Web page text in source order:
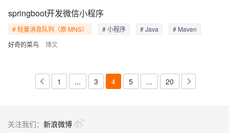
好奇的菜鸟 博文
springboot开发微信小程序
# 轻量消息队列（原 MNS） # 小程序 # Java # Maven
1 ... 3 4 5 ... 20
关注我们： 新浪微博